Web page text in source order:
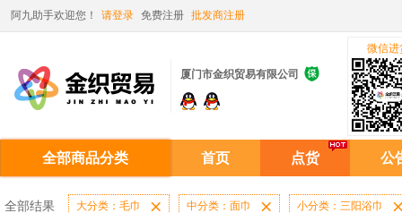
阿九助手欢迎您！ 请登录 免费注册 批发商注册
厦门市金织贸易有限公司 
微信进
全部商品分类 首页 点货 公
全部结果 大分类：毛巾  中分类：面巾  小分类：三阳浴巾